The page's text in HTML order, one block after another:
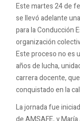
Este martes 24 de
se llevó adelante
para la Conducción
organización
Este proceso no es
años de lucha,
carrera docente,
conquistado en la
La jornada fue